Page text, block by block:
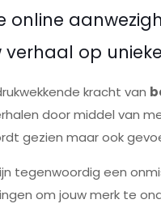
online
verhaal op
kracht van
door middel van
gezien maar ook
tegenwoordig een
om jouw merk te